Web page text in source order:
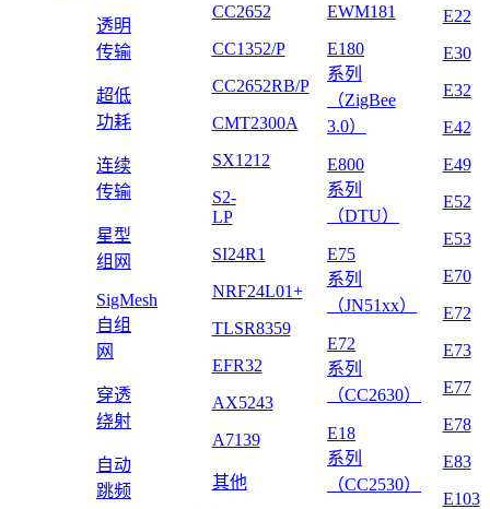
透明
传输
超低
功耗
连续
传输
星型
组网
SigMesh
自组
网
穿透
绕射
自动
跳频
CC2652
CC1352/P
CC2652RB/P
CMT2300A
SX1212
S2-
LP
SI24R1
NRF24L01+
TLSR8359
EFR32
AX5243
A7139
其他
EWM181
E180
系列
（ZigBee
3.0）
E800
系列
（DTU）
E75
系列
（JN51xx）
E72
系列
（CC2630）
E18
系列
（CC2530）
E22
E30
E32
E42
E49
E52
E53
E70
E72
E73
E77
E78
E83
E103